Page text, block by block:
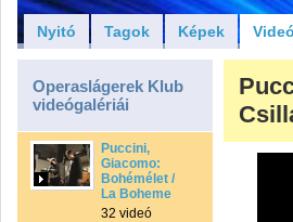
Nyitó Tagok Képek
Operaslágerek Klub
videógalériái
Puccini,
Giacomo:
Bohémélet /
La Boheme
32 videó